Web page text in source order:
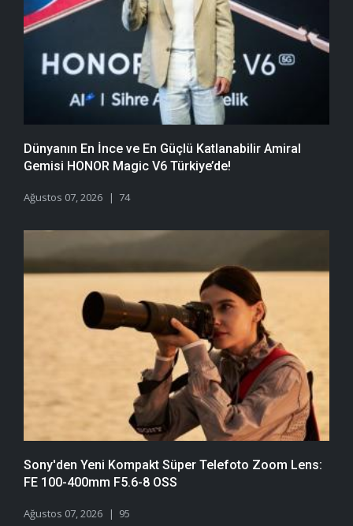
Dünyanın En İnce ve En Güçlü Katlanabilir Amiral
Gemisi HONOR Magic V6 Türkiye’de!
Ağustos 07, 2026 74
Sony'den Yeni Kompakt Süper Telefoto Zoom Lens:
FE 100-400mm F5.6-8 OSS
Ağustos 07, 2026 95